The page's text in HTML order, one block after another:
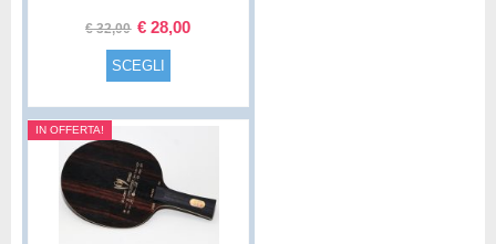
€32,00 € 28,00
SCEGLI
IN OFFERTA!